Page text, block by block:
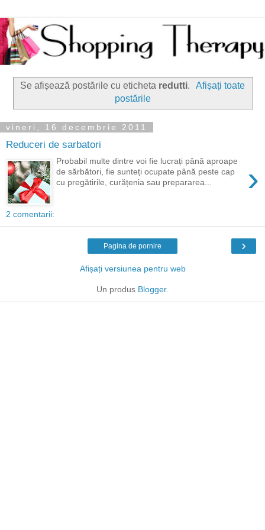
Se afișează postările cu eticheta redutti.
Afișați toate
postările
vineri, 16 decembrie 2011
Reduceri de sarbatori
›
Probabil multe dintre voi fie lucrați până aproape
de sărbători, fie sunteți ocupate până peste cap
cu pregătirile, curățenia sau prepararea...
2 comentarii:
›
Pagina de pornire
Afișați versiunea pentru web
Un produs Blogger.